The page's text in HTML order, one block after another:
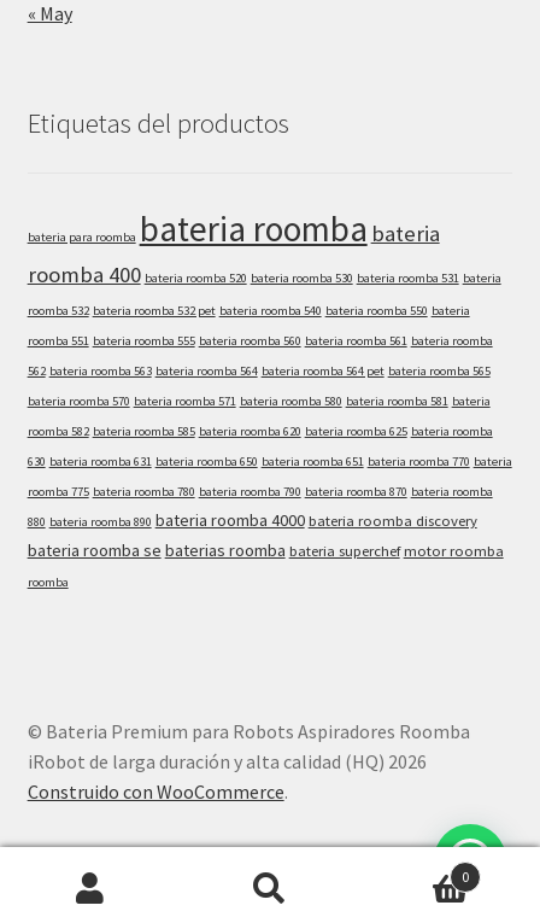
« May
Etiquetas del productos
bateria para roomba bateria roomba bateria
roomba 400 bateria roomba 520 bateria roomba 530 bateria roomba 531 bateria
roomba 532 bateria roomba 532 pet bateria roomba 540 bateria roomba 550 bateria
roomba 551 bateria roomba 555 bateria roomba 560 bateria roomba 561 bateria roomba
562 bateria roomba 563 bateria roomba 564 bateria roomba 564 pet bateria roomba 565
bateria roomba 570 bateria roomba 571 bateria roomba 580 bateria roomba 581 bateria
roomba 582 bateria roomba 585 bateria roomba 620 bateria roomba 625 bateria roomba
630 bateria roomba 631 bateria roomba 650 bateria roomba 651 bateria roomba 770 bateria
roomba 775 bateria roomba 780 bateria roomba 790 bateria roomba 870 bateria roomba
880 bateria roomba 890 bateria roomba 4000 bateria roomba discovery
bateria roomba se baterias roomba bateria superchef motor roomba
roomba
© Bateria Premium para Robots Aspiradores Roomba
iRobot de larga duración y alta calidad (HQ) 2026
Construido con WooCommerce.
0